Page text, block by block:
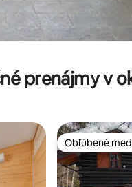
prenájmy v
Obľúbené
Obľúbené